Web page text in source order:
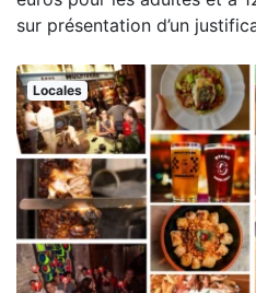
sur présentation d’un
Locales